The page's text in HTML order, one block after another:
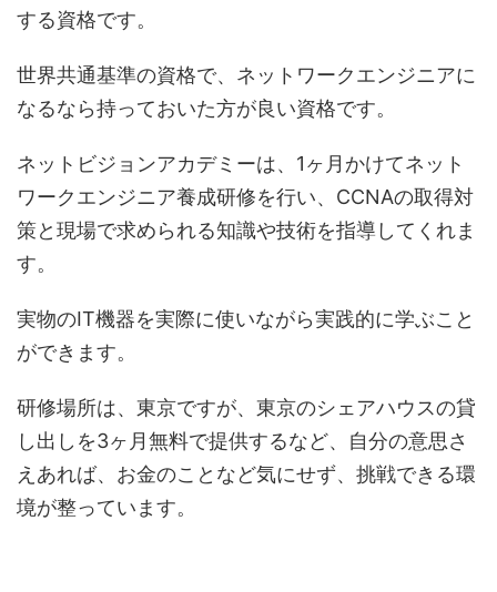
する資格です。
世界共通基準の資格で、ネットワークエンジニアに
なるなら持っておいた方が良い資格です。
ネットビジョンアカデミーは、1ヶ月かけてネット
ワークエンジニア養成研修を行い、CCNAの取得対
策と現場で求められる知識や技術を指導してくれま
す。
実物のIT機器を実際に使いながら実践的に学ぶこと
ができます。
研修場所は、東京ですが、東京のシェアハウスの貸
し出しを3ヶ月無料で提供するなど、自分の意思さ
えあれば、お金のことなど気にせず、挑戦できる環
境が整っています。